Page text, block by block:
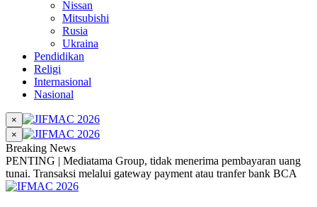
Nissan
Mitsubishi
Rusia
Ukraina
Pendidikan
Religi
Internasional
Nasional
×
×
Breaking News
PENTING | Mediatama Group, tidak menerima pembayaran uang
tunai. Transaksi melalui gateway payment atau tranfer bank BCA